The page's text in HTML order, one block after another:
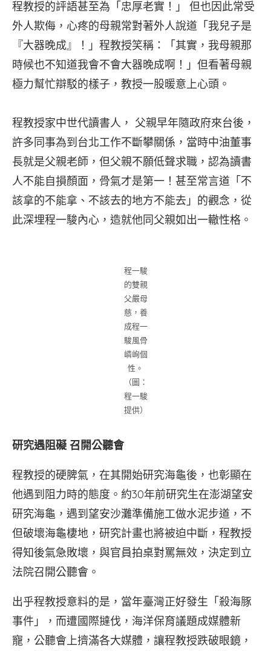
程教授的評語甚至為「忠厚老實！」 但也因此常受
外人欺侮，心疼的母親常對著外人說道「我兒子是
『大器晚成』！」程教授笑稱：「其實，我母親那
時候也不知道我會不會大器晚成啊！」但看著母親
極力幫忙辯駁的樣子，教授一股暖意上心頭。
程教授家中世代讀書人， 父親早年隨政府來台後，
許多同事為到台北工作不斷攀關係，當時中油董事
長就是父親老師，但父親不願低聲求職，認為讀書
人不能自損顏面，骨氣才是第一！甚至常言道「不
該拿的不能拿、不該去的地方不能去」的觀念，從
此深埋程一駿內心，造就他同父親如出一轍性格。
程一駿
的雙親
父嚴母
慈，養
成程一
駿風骨
嶙峋個
性。
（圖：
程一駿
提供）
研究遇阻礙 召開公聽會
程教授的硬脾氣，在其開始研究海龜後，也彰顯在
他遇到阻力時的態度。約30年前研究生在澎湖望安
研究海龜，遇到望安沙灘準備施工做水泥步道，不
但破壞海龜棲地，研究計畫也將被迫中斷，程教授
得知後氣急敗壞，與官員拍桌對罵無效，決定到立
法院召開公聽會。
出乎程教授意料的是，當年臺灣正好發生「殺海豚
事件」，而遭國際撻伐，海洋保育議題成媒體新
寵，公聽會上擠滿各大媒體，讓程教授跌破眼鏡，